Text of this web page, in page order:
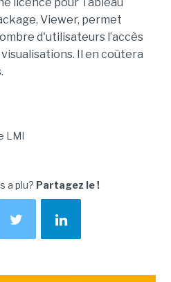
Viewer, permet
d'utilisateurs l’accès
Il en coûtera
LMI
a plu? Partagez le !